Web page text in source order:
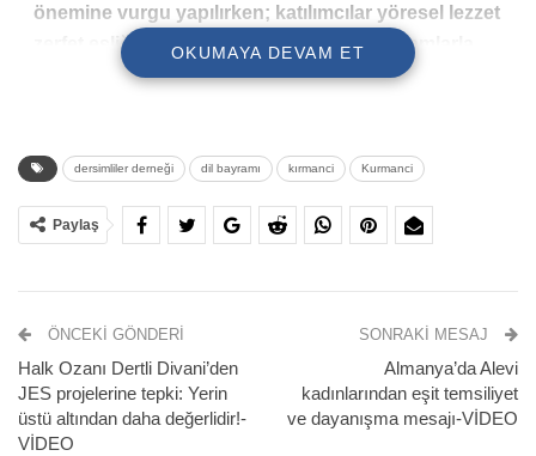
önemine vurgu yapılırken; katılımcılar yöresel lezzet
zerfet eşliğinde Kırmancki ve Kurmanci klamlarla
keyifli anlar yaşadı.
İzmir Dersim Kültür ve Dayanışma Derneği, 15 Mayıs
Kürt Dil Bayramı’nı köklü gelenekleri ve ana dilin
OKUMAYA DEVAM ET
dersimliler derneği dil bayramı kırmanci Kurmanci
Paylaş
ÖNCEKI GÖNDERI
Halk Ozanı Dertli Divani’den
JES projelerine tepki: Yerin
üstü altından daha değerlidir!-
VİDEO
SONRAKI MESAJ
Almanya’da Alevi
kadınlarından eşit temsiliyet
ve dayanışma mesajı-VİDEO